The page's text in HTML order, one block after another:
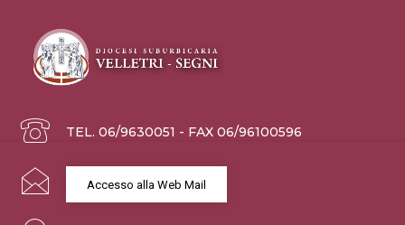
TEL. 06/9630051 - FAX 06/96100596
Accesso alla Web Mail